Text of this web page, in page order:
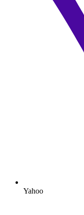
Yahoo